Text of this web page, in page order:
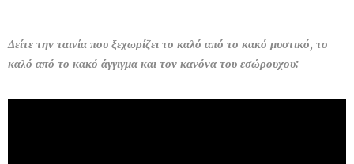
Δείτε την ταινία που ξεχωρίζει το καλό από το κακό μυστικό, το
καλό από το κακό άγγιγμα και τον κανόνα του εσώρουχου: